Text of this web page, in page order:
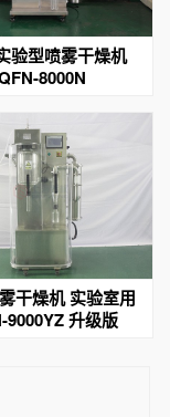
验型喷雾干燥机
8000N
干燥机 实验室用
9000YZ 升级版